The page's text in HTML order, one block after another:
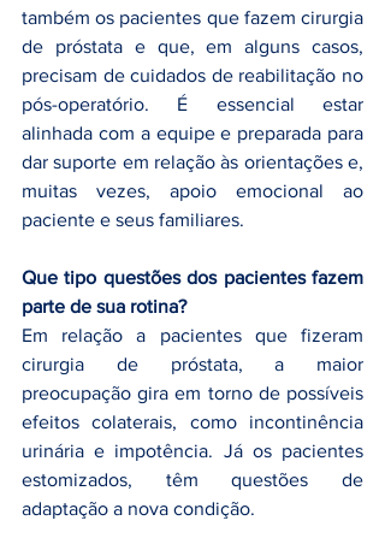
também os pacientes que fazem cirurgia
de próstata e que, em alguns casos,
precisam de cuidados de reabilitação no
pós-operatório. É essencial estar
alinhada com a equipe e preparada para
dar suporte em relação às orientações e,
muitas vezes, apoio emocional ao
paciente e seus familiares.
Que tipo questões dos pacientes fazem
parte de sua rotina?
Em relação a pacientes que fizeram
cirurgia de próstata, a maior
preocupação gira em torno de possíveis
efeitos colaterais, como incontinência
urinária e impotência. Já os pacientes
estomizados, têm questões de
adaptação a nova condição.